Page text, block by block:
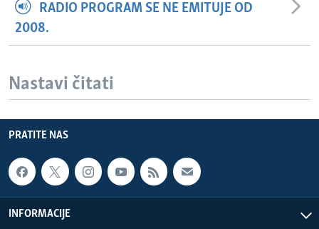
RADIO PROGRAM SE NE EMITUJE OD
2008.
Nastavi čitati
PRATITE NAS
INFORMACIJE